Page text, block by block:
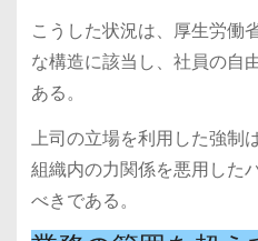
こうした状況は、厚生労働
な構造に該当し、社員の自
ある。
上司の立場を利用した強制
組織内の力関係を悪用した
べきである。